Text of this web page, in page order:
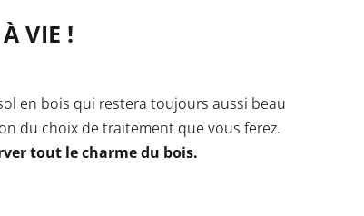
VIE !
en bois qui restera toujours aussi beau
du choix de traitement que vous ferez.
tout le charme du bois.